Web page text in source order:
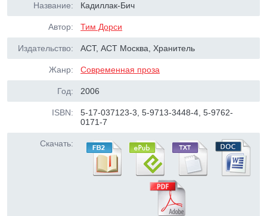
Название: Кадиллак-Бич
Автор: Тим Дорси
Издательство: АСТ, АСТ Москва, Хранитель
Жанр: Современная проза
Год: 2006
ISBN:
5-17-037123-3, 5-9713-3448-4, 5-9762-
0171-7
Скачать: